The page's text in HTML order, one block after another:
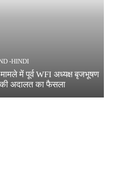
-HINDI
में पूर्व WFI अध्यक्ष बृजभूषण
की अदालत का फैसला